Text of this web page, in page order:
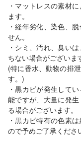
・マットレスの素材
ます。
・経年劣化、染色、
せん。
・シミ、汚れ、臭い
ちない場合がございま
(特に香水、動物の排
す。)
・黒カビが発生して
能ですが、大量に発
る場合がございます。
・黒カビ特有の色素
ので予めご了承くださ